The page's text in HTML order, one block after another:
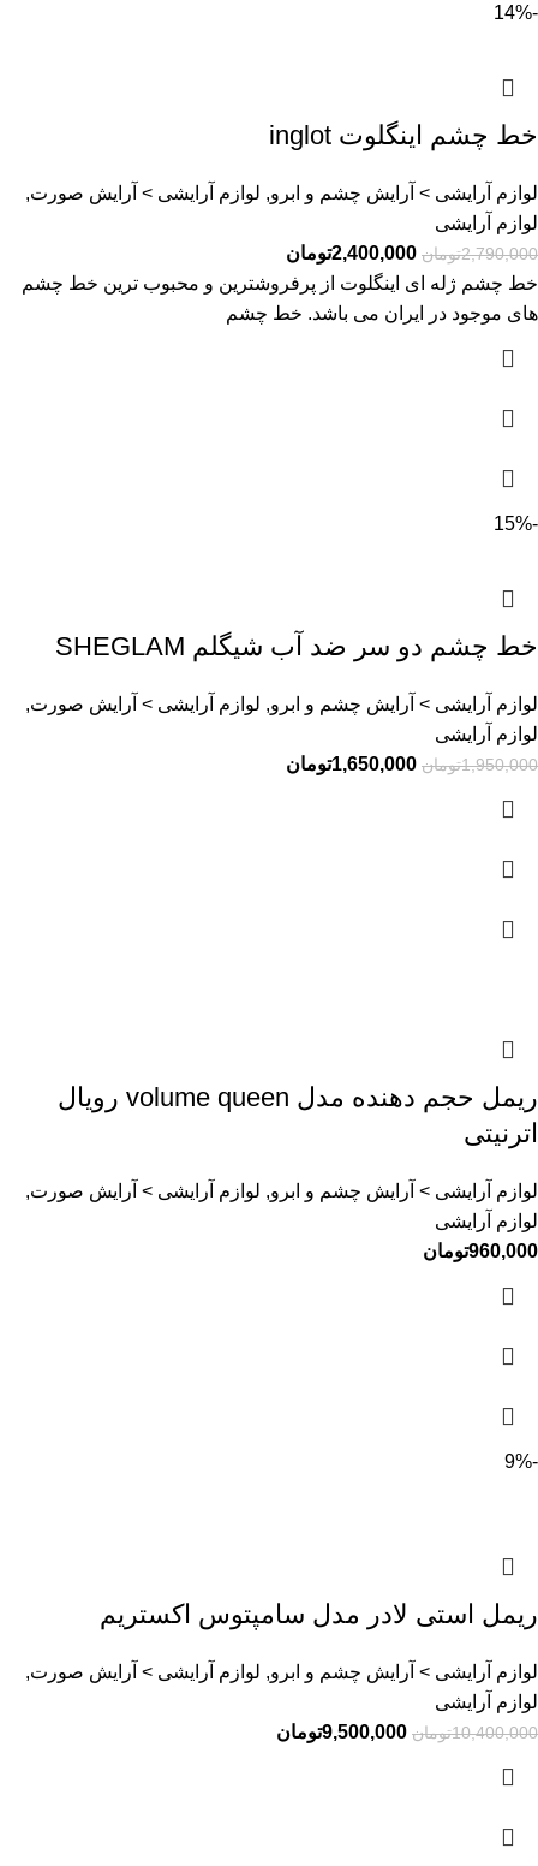
-14%
خط چشم اینگلوت inglot
لوازم آرایشی > آرایش چشم و ابرو, لوازم آرایشی > آرایش صورت,
لوازم آرایشی
2,790,000تومان 2,400,000تومان
خط چشم ژله ای اینگلوت از پرفروشترین و محبوب ترین خط چشم
های موجود در ایران می باشد. خط چشم
-15%
خط چشم دو سر ضد آب شیگلم SHEGLAM
لوازم آرایشی > آرایش چشم و ابرو, لوازم آرایشی > آرایش صورت,
لوازم آرایشی
1,950,000تومان 1,650,000تومان
ريمل حجم دهنده مدل volume queen رویال
اترنیتی
لوازم آرایشی > آرایش چشم و ابرو, لوازم آرایشی > آرایش صورت,
لوازم آرایشی
960,000تومان
-9%
ریمل استی لادر مدل سامپتوس اکستریم
لوازم آرایشی > آرایش چشم و ابرو, لوازم آرایشی > آرایش صورت,
لوازم آرایشی
10,400,000تومان 9,500,000تومان